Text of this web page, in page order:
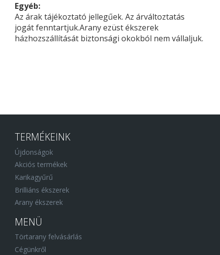
Egyéb:
Az árak tájékoztató jellegűek. Az árváltoztatás
jogát fenntartjuk.Arany ezüst ékszerek
házhozszállítását biztonsági okokból nem vállaljuk.
TERMÉKEINK
Újdonságok
Akciós termékek
Karikagyűrű
Brilliáns ékszerek
Arany ékszerek
MENÜ
Törtarany felvásárlás
Cégünkről